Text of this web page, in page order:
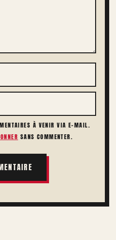
À VENIR VIA E-MAIL.
SANS COMMENTER.